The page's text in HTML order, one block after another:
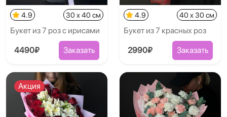
4.9 30 x 40 см
Букет из 7 роз с ирисами
4490₽ Заказать
4.9 40 x 30 см
Букет из 7 красных роз
2990₽ Заказать
Акция